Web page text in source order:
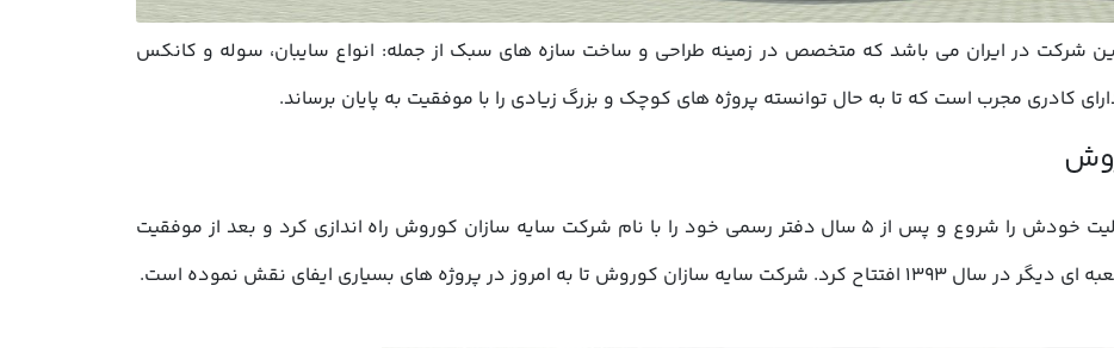
شرکت در ایران می باشد که متخصص در زمینه طراحی و ساخت سازه های سبک از جمله: انواع سایبان، سوله و کانکس
کادری مجرب است که تا به حال توانسته پروژه های کوچک و بزرگ زیادی را با موفقیت به پایان برساند.
شرکت سایه سازان مدرن در سال 1383 فعالیت خودش را شروع و پس از 5 سال دفتر رسمی خود را با نام شرکت سایه سازان کوروش راه اندازی کرد و بعد از موفقیت
کرد. شرکت سایه سازان کوروش تا به امروز در پروژه های بسیاری ایفای نقش نموده است.